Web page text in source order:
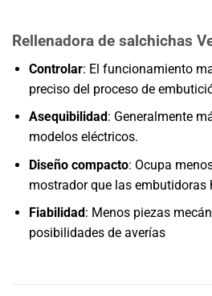
Rellenadora de salchichas
Controlar: El funcionamiento
preciso del proceso de
Asequibilidad : Generalmente
modelos eléctricos.
Diseño compacto: Ocupa
mostrador que las embutidoras
Fiabilidad : Menos piezas
posibilidades de averías